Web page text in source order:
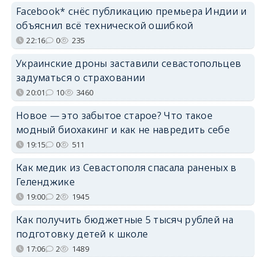
Facebook* снёс публикацию премьера Индии и
объяснил всё технической ошибкой
22:16 0 235
Украинские дроны заставили севастопольцев
задуматься о страховании
20:01 10 3460
Новое — это забытое старое? Что такое
модный биохакинг и как не навредить себе
19:15 0 511
Как медик из Севастополя спасала раненых в
Геленджике
19:00 2 1945
Как получить бюджетные 5 тысяч рублей на
подготовку детей к школе
17:06 2 1489